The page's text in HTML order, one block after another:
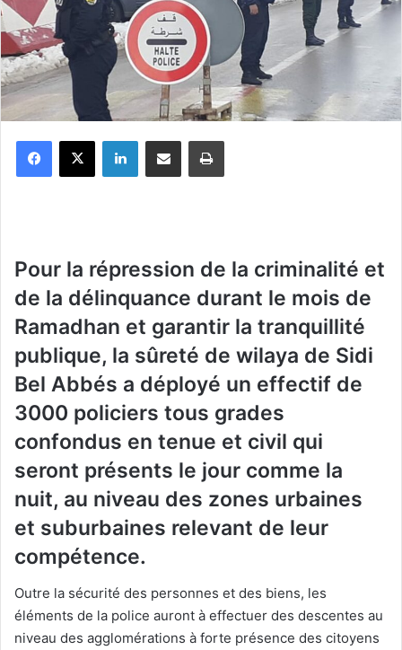
Pour la répression de la criminalité et
de la délinquance durant le mois de
Ramadhan et garantir la tranquillité
publique, la sûreté de wilaya de Sidi
Bel Abbés a déployé un effectif de
3000 policiers tous grades
confondus en tenue et civil qui
seront présents le jour comme la
nuit, au niveau des zones urbaines
et suburbaines relevant de leur
compétence.
Outre la sécurité des personnes et des biens, les
éléments de la police auront à effectuer des descentes au
niveau des agglomérations à forte présence des citoyens